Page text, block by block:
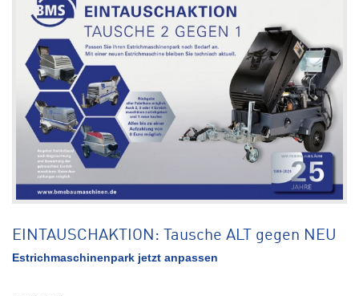
EINTAUSCHAKTION: Tausche ALT gegen NEU
Estrichmaschinenpark jetzt anpassen